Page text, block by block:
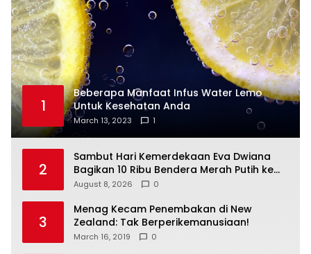
1
Beberapa Manfaat Infus Water Lemo
Untuk Kesehatan Anda
March 13, 2023 1
2
Sambut Hari Kemerdekaan Eva Dwiana
Bagikan 10 Ribu Bendera Merah Putih ke
Warga
August 8, 2026 0
3
Menag Kecam Penembakan di New
Zealand: Tak Berperikemanusiaan!
March 16, 2019 0